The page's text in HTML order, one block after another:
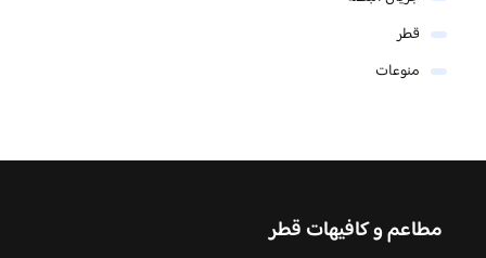
قطر
منوعات
مطاعم و كافيهات قطر